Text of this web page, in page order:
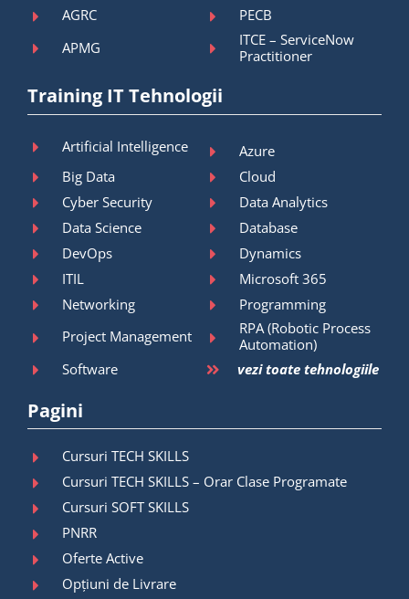
AGRC
PECB
APMG
ITCE – ServiceNow
Practitioner
Training IT Tehnologii
Artificial Intelligence
Azure
Big Data
Cloud
Cyber Security
Data Analytics
Data Science
Database
DevOps
Dynamics
ITIL
Microsoft 365
Networking
Programming
Project Management
RPA (Robotic Process
Automation)
Software
vezi toate tehnologiile
Pagini
Cursuri TECH SKILLS
Cursuri TECH SKILLS – Orar Clase Programate
Cursuri SOFT SKILLS
PNRR
Oferte Active
Opțiuni de Livrare